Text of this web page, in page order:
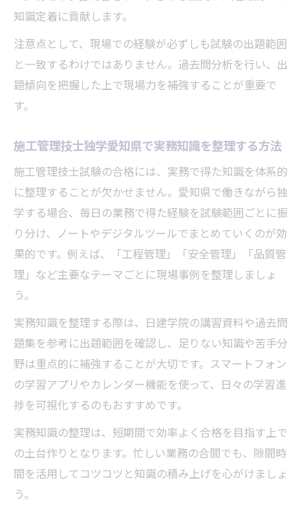
知識定着に貢献します。
注意点として、現場での経験が必ずしも試験の出題範囲
と一致するわけではありません。過去問分析を行い、出
題傾向を把握した上で現場力を補強することが重要で
す。
施工管理技士独学愛知県で実務知識を整理する方法
施工管理技士試験の合格には、実務で得た知識を体系的
に整理することが欠かせません。愛知県で働きながら独
学する場合、毎日の業務で得た経験を試験範囲ごとに振
り分け、ノートやデジタルツールでまとめていくのが効
果的です。例えば、「工程管理」「安全管理」「品質管
理」など主要なテーマごとに現場事例を整理しましょ
う。
実務知識を整理する際は、日建学院の講習資料や過去問
題集を参考に出題範囲を確認し、足りない知識や苦手分
野は重点的に補強することが大切です。スマートフォン
の学習アプリやカレンダー機能を使って、日々の学習進
捗を可視化するのもおすすめです。
実務知識の整理は、短期間で効率よく合格を目指す上で
の土台作りとなります。忙しい業務の合間でも、隙間時
間を活用してコツコツと知識の積み上げを心がけましょ
う。